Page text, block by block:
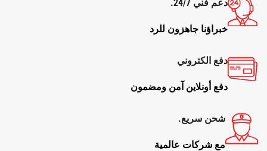
دعم فني 24/7.
خبراؤنا جاهزون للرد
دفع الكتروني
دفع أونلاين آمن ومضمون
شحن سريع.
مع شركات عالمية